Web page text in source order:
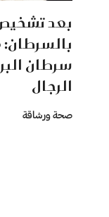
بعد
سرطان
الرجال
صحة ورشاقة